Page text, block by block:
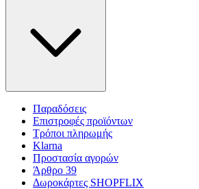
Παραδόσεις
Επιστροφές προϊόντων
Τρόποι πληρωμής
Klarna
Προστασία αγορών
Άρθρο 39
Δωροκάρτες SHOPFLIX